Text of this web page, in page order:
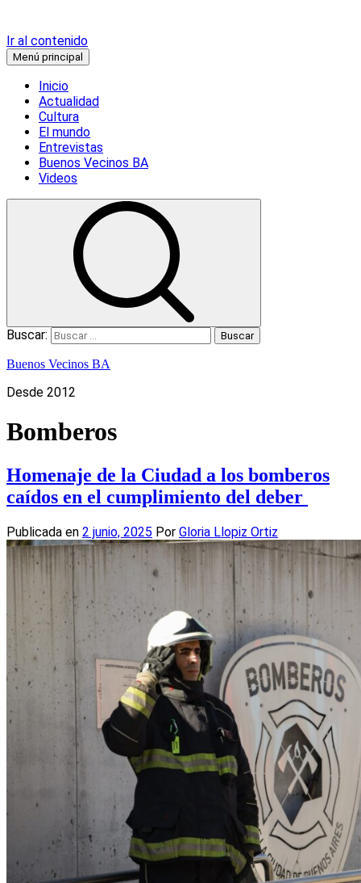
Ir al contenido
Menú principal
Inicio
Actualidad
Cultura
El mundo
Entrevistas
Buenos Vecinos BA
Videos
Buscar:
Buenos Vecinos BA
Desde 2012
Bomberos
Homenaje de la Ciudad a los bomberos
caídos en el cumplimiento del deber
Publicada en 2 junio, 2025 Por Gloria Llopiz Ortiz